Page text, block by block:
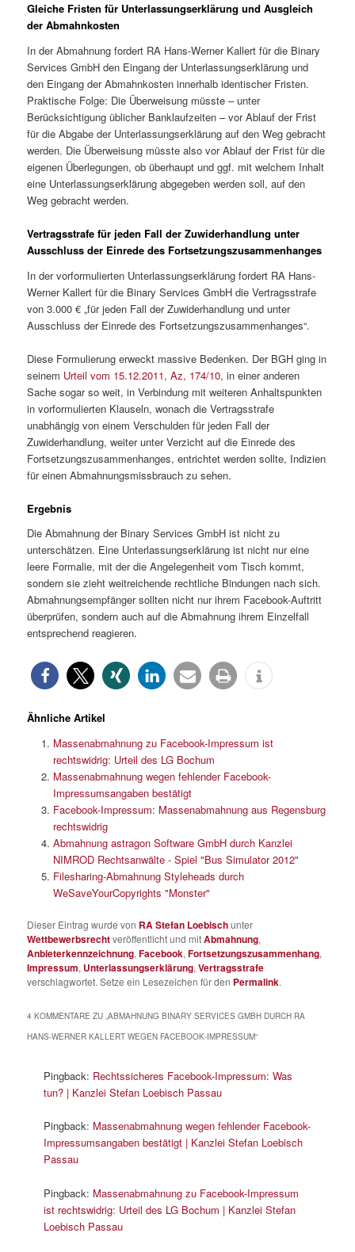
Gleiche Fristen für Unterlassungserklärung und Ausgleich
der Abmahnkosten
In der Abmahnung fordert RA Hans-Werner Kallert für die Binary
Services GmbH den Eingang der Unterlassungserklärung und
den Eingang der Abmahnkosten innerhalb identischer Fristen.
Praktische Folge: Die Überweisung müsste – unter
Berücksichtigung üblicher Banklaufzeiten – vor Ablauf der Frist
für die Abgabe der Unterlassungserklärung auf den Weg gebracht
werden. Die Überweisung müsste also vor Ablauf der Frist für die
eigenen Überlegungen, ob überhaupt und ggf. mit welchem Inhalt
eine Unterlassungserklärung abgegeben werden soll, auf den
Weg gebracht werden.
Vertragsstrafe für jeden Fall der Zuwiderhandlung unter
Ausschluss der Einrede des Fortsetzungszusammenhanges
In der vorformulierten Unterlassungserklärung fordert RA Hans-
Werner Kallert für die Binary Services GmbH die Vertragsstrafe
von 3.000 € „für jeden Fall der Zuwiderhandlung und unter
Ausschluss der Einrede des Fortsetzungszusammenhanges“.
Diese Formulierung erweckt massive Bedenken. Der BGH ging in
seinem Urteil vom 15.12.2011, Az, 174/10, in einer anderen
Sache sogar so weit, in Verbindung mit weiteren Anhaltspunkten
in vorformulierten Klauseln, wonach die Vertragsstrafe
unabhängig von einem Verschulden für jeden Fall der
Zuwiderhandlung, weiter unter Verzicht auf die Einrede des
Fortsetzungszusammenhanges, entrichtet werden sollte, Indizien
für einen Abmahnungsmissbrauch zu sehen.
Ergebnis
Die Abmahnung der Binary Services GmbH ist nicht zu
unterschätzen. Eine Unterlassungserklärung ist nicht nur eine
leere Formalie, mit der die Angelegenheit vom Tisch kommt,
sondern sie zieht weitreichende rechtliche Bindungen nach sich.
Abmahnungsempfänger sollten nicht nur ihrem Facebook-Auftritt
überprüfen, sondern auch auf die Abmahnung ihrem Einzelfall
entsprechend reagieren.
Ähnliche Artikel
Massenabmahnung zu Facebook-Impressum ist
rechtswidrig: Urteil des LG Bochum
Massenabmahnung wegen fehlender Facebook-
Impressumsangaben bestätigt
Facebook-Impressum: Massenabmahnung aus Regensburg
rechtswidrig
Abmahnung astragon Software GmbH durch Kanzlei
NIMROD Rechtsanwälte - Spiel "Bus Simulator 2012"
Filesharing-Abmahnung Styleheads durch
WeSaveYourCopyrights "Monster"
Dieser Eintrag wurde von RA Stefan Loebischunter
Wettbewerbsrechtveröffentlicht und mitAbmahnung,
Anbieterkennzeichnung,Facebook,Fortsetzungszusammenhang,
Impressum, Unterlassungserklärung,Vertragsstrafe
verschlagwortet. Setze ein Lesezeichen für den Permalink.
4 KOMMENTARE ZU „ABMAHNUNG BINARY SERVICES GMBH DURCH RA
HANS-WERNER KALLERT WEGEN FACEBOOK-IMPRESSUM“
Pingback: Rechtssicheres Facebook-Impressum: Was
tun? | Kanzlei Stefan Loebisch Passau
Pingback: Massenabmahnung wegen fehlender Facebook-
Impressumsangaben bestätigt | Kanzlei Stefan Loebisch
Passau
Pingback: Massenabmahnung zu Facebook-Impressum
ist rechtswidrig: Urteil des LG Bochum | Kanzlei Stefan
Loebisch Passau